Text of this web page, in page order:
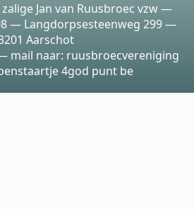
Jan van Ruusbroec vzw —
— Langdorpsesteenweg 299 —
Aarschot
mail naar: ruusbroecvereniging
4god punt be